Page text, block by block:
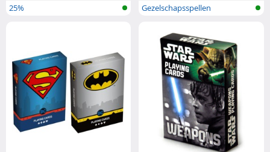
25%
Gezelschapsspellen